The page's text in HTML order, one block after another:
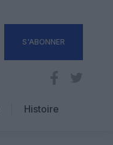
S'ABONNER
Histoire